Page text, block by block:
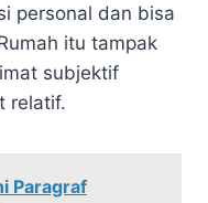
personal dan bisa
itu tampak
subjektif
relatif.
Paragraf